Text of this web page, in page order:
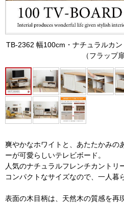
TB-2362 幅100cm・ナチュラルカ
（フラップ
爽やかなホワイトと、あたたかみの
ーが可愛らしいテレビボード。
人気のナチュラルフレンチカントリ
コンパクトなサイズなので、一人暮
表面の木目柄は、天然木の質感を再